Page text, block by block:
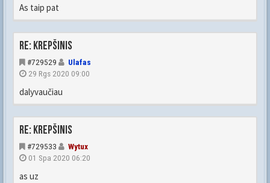
As taip pat
Re: Krepšinis
#729529
Ulafas
29 Rgs 2020 09:00
dalyvaučiau
Re: Krepšinis
#729533
Wytux
01 Spa 2020 06:20
as uz